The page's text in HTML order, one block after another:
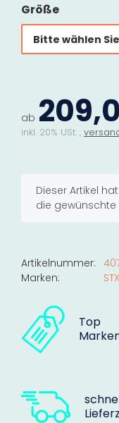
Größe
Bitte wählen
ab
inkl. 20% USt. ,
xDieser Artikel
die
Artikelnummer:
Marken:
STX
Top